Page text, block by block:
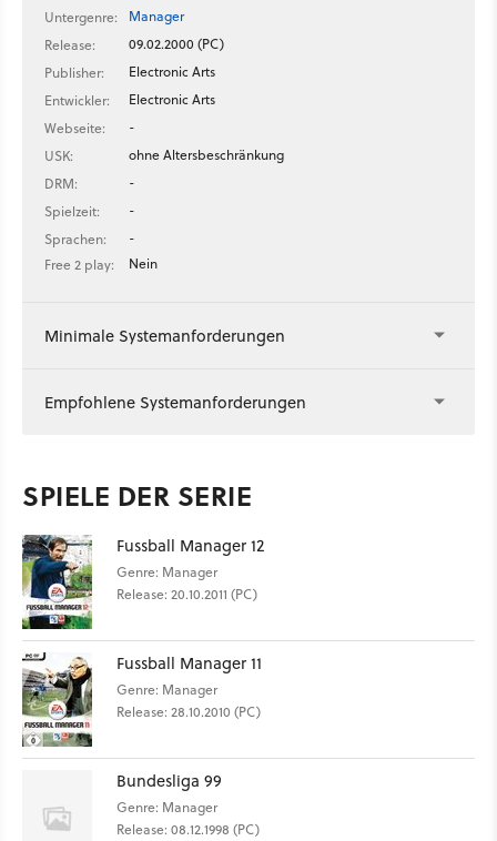
Untergenre:
Manager
Release:
09.02.2000 (PC)
Publisher:
Electronic Arts
Entwickler:
Electronic Arts
Webseite:
-
USK:
ohne Altersbeschränkung
DRM:
-
Spielzeit:
-
Sprachen:
-
Free 2 play:
Nein
Minimale Systemanforderungen
Empfohlene Systemanforderungen
SPIELE DER SERIE
Fussball Manager 12
Genre: Manager
Release: 20.10.2011 (PC)
Fussball Manager 11
Genre: Manager
Release: 28.10.2010 (PC)
Bundesliga 99
Genre: Manager
Release: 08.12.1998 (PC)